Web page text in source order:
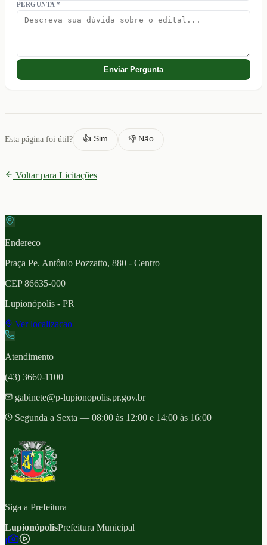
PERGUNTA *
Enviar Pergunta
Esta página foi útil? 👍 Sim 👎 Não
Voltar para Licitações
Endereco
Praça Pe. Antônio Pozzatto, 880 - Centro
CEP86635-000
Lupionópolis - PR
Ver localizacao
Atendimento
(43) 3660-1100
gabinete@p-lupionopolis.pr.gov.br
Segunda a Sexta — 08:00 às 12:00 e 14:00 às 16:00
Siga a Prefeitura
LupionópolisPrefeitura Municipal
f